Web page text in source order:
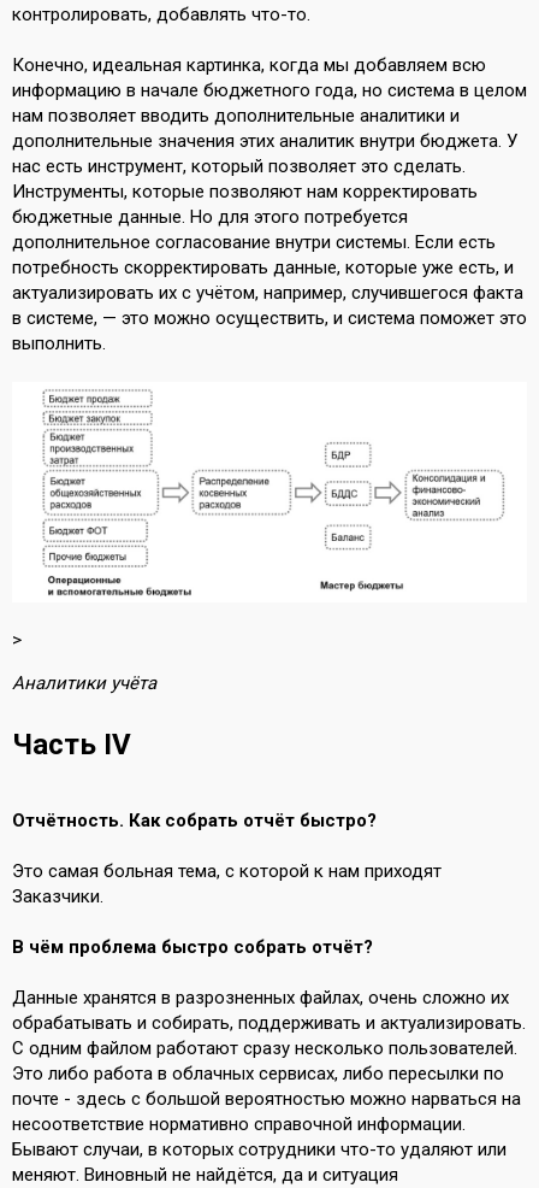
контролировать, добавлять что-то.
Конечно, идеальная картинка, когда мы добавляем всю
информацию в начале бюджетного года, но система в целом
нам позволяет вводить дополнительные аналитики и
дополнительные значения этих аналитик внутри бюджета. У
нас есть инструмент, который позволяет это сделать.
Инструменты, которые позволяют нам корректировать
бюджетные данные. Но для этого потребуется
дополнительное согласование внутри системы. Если есть
потребность скорректировать данные, которые уже есть, и
актуализировать их с учётом, например, случившегося факта
в системе, — это можно осуществить, и система поможет это
выполнить.
>
Аналитики учёта
Часть IV
Отчётность. Как собрать отчёт быстро?
Это самая больная тема, с которой к нам приходят
Заказчики.
В чём проблема быстро собрать отчёт?
Данные хранятся в разрозненных файлах, очень сложно их
обрабатывать и собирать, поддерживать и актуализировать.
С одним файлом работают сразу несколько пользователей.
Это либо работа в облачных сервисах, либо пересылки по
почте - здесь с большой вероятностью можно нарваться на
несоответствие нормативно справочной информации.
Бывают случаи, в которых сотрудники что-то удаляют или
меняют. Виновный не найдётся, да и ситуация